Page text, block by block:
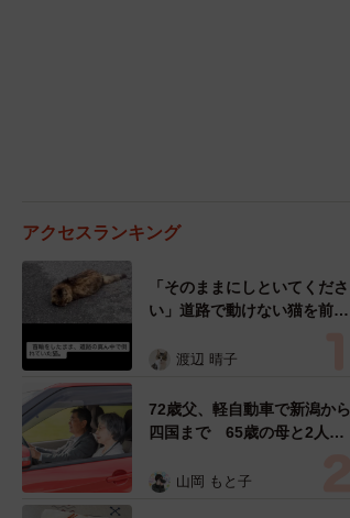
アクセスランキング
「そのままにしといてくださ
い」道路で動けない猫を前に
ようとした4日間 「命の重
表の訴え
渡辺 晴子
72歳父、軽自動車で新潟から
四国まで 65歳の母と2人で
憩まで分刻み… 「大学生で
山岡 もと子